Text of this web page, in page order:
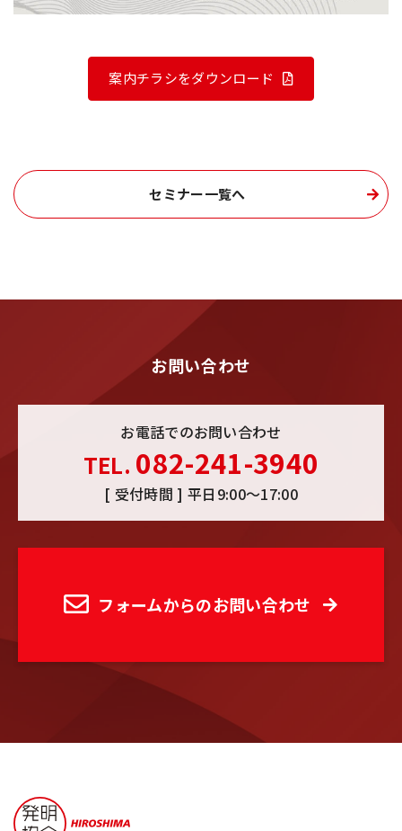
案内チラシをダウンロード
セミナー一覧へ
お問い合わせ
お電話でのお問い合わせ
TEL. 082-241-3940
[ 受付時間 ] 平日9:00〜17:00
フォームからのお問い合わせ